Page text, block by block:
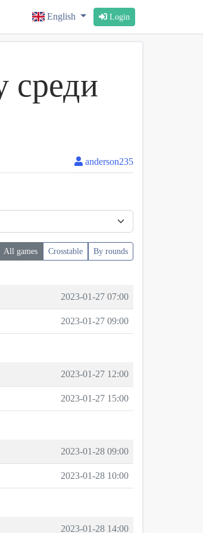
English Login
среди
anderson235
All games Crosstable By rounds
2023-01-27 07:00
2023-01-27 09:00
2023-01-27 12:00
2023-01-27 15:00
2023-01-28 09:00
2023-01-28 10:00
2023-01-28 14:00